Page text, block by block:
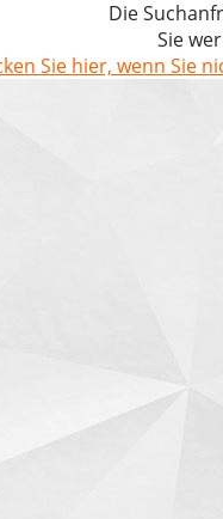
Die
Sie
Sie hier, wenn Sie